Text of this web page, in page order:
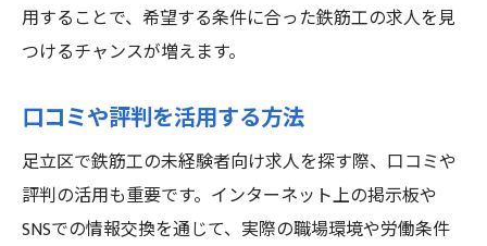
用することで、希望する条件に合った鉄筋工の求人を見
つけるチャンスが増えます。
口コミや評判を活用する方法
足立区で鉄筋工の未経験者向け求人を探す際、口コミや
評判の活用も重要です。インターネット上の掲示板や
SNSでの情報交換を通じて、実際の職場環境や労働条件